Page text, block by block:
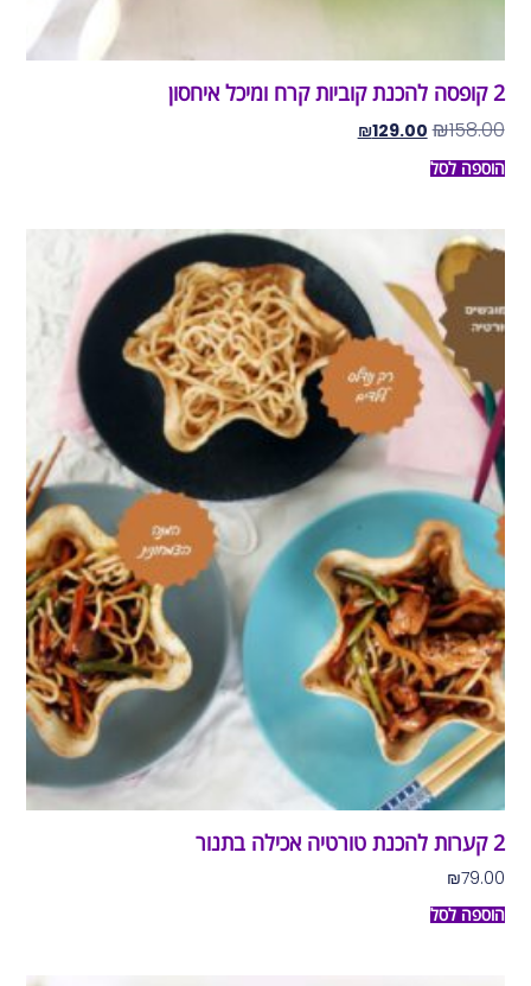
2 קופסה להכנת קוביות קרח ומיכל איחסון
₪158.00
₪129.00
הוספה לסל
2 קערות להכנת טורטיה אכילה בתנור
₪79.00
הוספה לסל